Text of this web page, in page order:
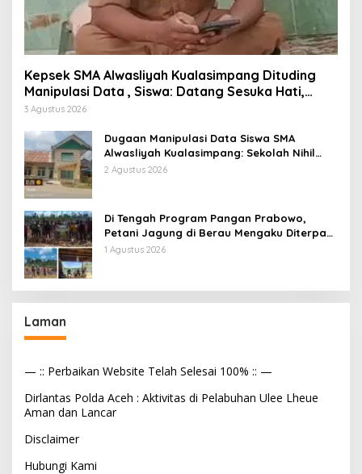
Kepsek SMA Alwasliyah Kualasimpang Dituding
Manipulasi Data , Siswa: Datang Sesuka Hati,
Dana MBG Disalurkan ke Guru & Pesantren
3 Agustus 2026
Dugaan Manipulasi Data Siswa SMA
Alwasliyah Kualasimpang: Sekolah Nihil
Murid Tapi Terima Dana BOS & Paket
2 Agustus 2026
Di Tengah Program Pangan Prabowo,
Petani Jagung di Berau Mengaku Diterpa
Tekanan Aparat
1 Agustus 2026
Laman
— :: Perbaikan Website Telah Selesai 100% :: —
Dirlantas Polda Aceh : Aktivitas di Pelabuhan Ulee Lheue
Aman dan Lancar
Disclaimer
Hubungi Kami